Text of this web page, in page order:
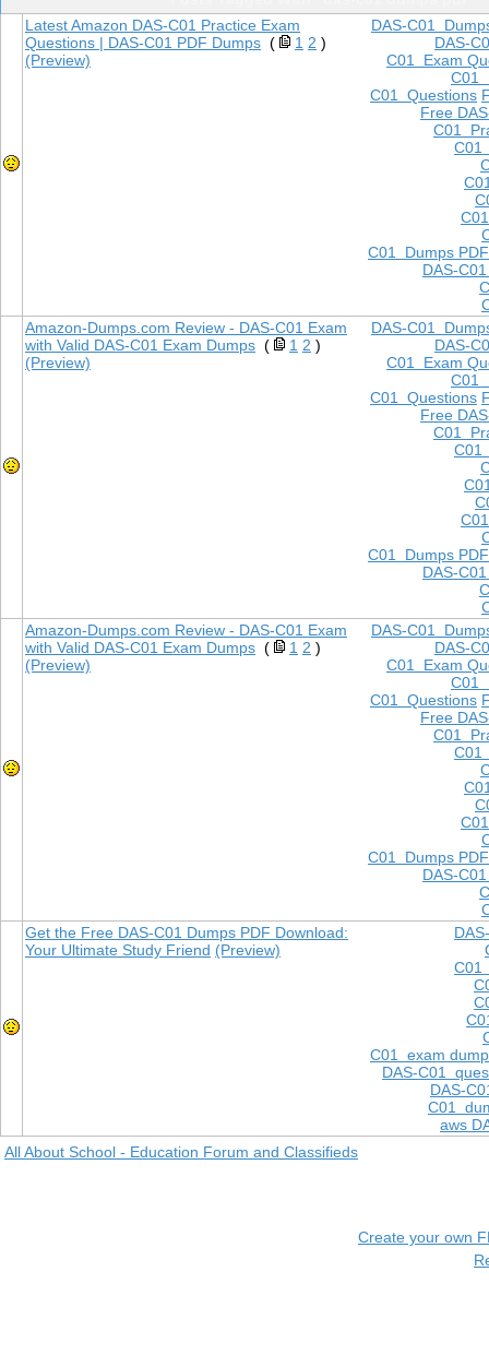
DAS-C01
DAS-
C01 Exam
C01
C01 Questions
Free
C01
C01
C01 Dumps PDF
DAS-
Latest Amazon DAS-C01 Practice Exam
Questions | DAS-C01 PDF Dumps ( 1 2 )
(Preview)
DAS-C01
DAS-
C01 Exam
C01
C01 Questions
Free
C01
C01
C01 Dumps PDF
DAS-
Amazon-Dumps.com Review - DAS-C01 Exam
with Valid DAS-C01 Exam Dumps ( 1 2 )
(Preview)
DAS-C01
DAS-
C01 Exam
C01
C01 Questions
Free
C01
C01
C01 Dumps PDF
DAS-
Amazon-Dumps.com Review - DAS-C01 Exam
with Valid DAS-C01 Exam Dumps ( 1 2 )
(Preview)
C01
C01 exam
DAS-C01
DAS-
C01
aws
Get the Free DAS-C01 Dumps PDF Download:
Your Ultimate Study Friend (Preview)
All About School - Education Forum and Classifieds
Create your own